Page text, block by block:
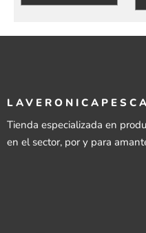
Tienda especializada en
en el sector, por y para